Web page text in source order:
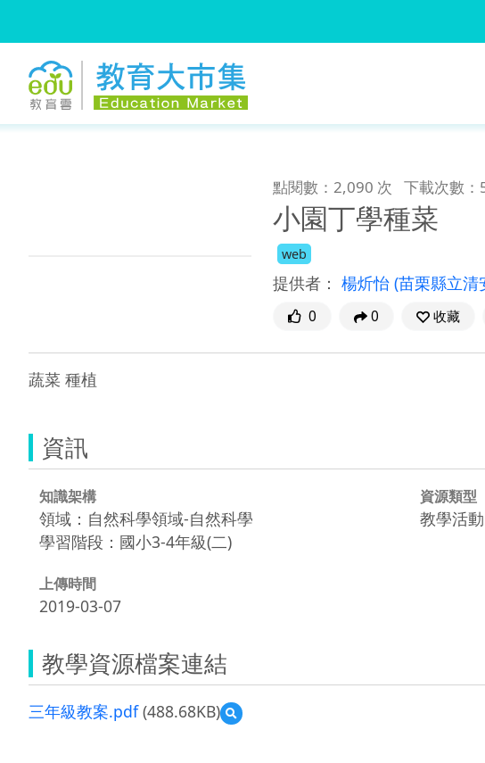
點閱數：2,090 次 下載次數：
小園丁學種菜
web
提供者： 楊炘怡 (苗栗縣立清
0 0 收藏
蔬菜 種植
資訊
知識架構
領域：自然科學領域-自然科學
學習階段：國小3-4年級(二)
資源類型
教學活動
上傳時間
2019-03-07
教學資源檔案連結
三年級教案.pdf(488.68KB)
預
覽